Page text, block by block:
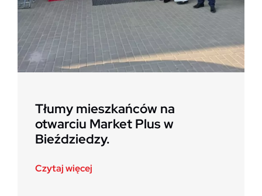
Tłumy mieszkańców na
otwarciu Market Plus w
Bieździedzy.
Czytaj więcej